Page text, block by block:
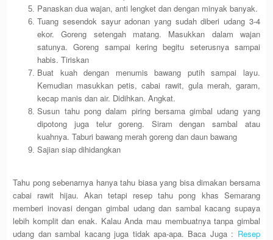
Panaskan dua wajan, anti lengket dan dengan minyak banyak.
Tuang sesendok sayur adonan yang sudah diberi udang 3-4
ekor. Goreng setengah matang. Masukkan dalam wajan
satunya. Goreng sampai kering begitu seterusnya sampai
habis. Tiriskan
Buat kuah dengan menumis bawang putih sampai layu.
Kemudian masukkan petis, cabai rawit, gula merah, garam,
kecap manis dan air. Didihkan. Angkat.
Susun tahu pong dalam piring bersama gimbal udang yang
dipotong juga telur goreng. Siram dengan sambal atau
kuahnya. Taburi bawang merah goreng dan daun bawang
Sajian siap dihidangkan
Tahu pong sebenarnya hanya tahu biasa yang bisa dimakan bersama
cabai rawit hijau. Akan tetapi resep tahu pong khas Semarang
memberi inovasi dengan gimbal udang dan sambal kacang supaya
lebih komplit dan enak. Kalau Anda mau membuatnya tanpa gimbal
udang dan sambal kacang juga tidak apa-apa. Baca Juga : Resep